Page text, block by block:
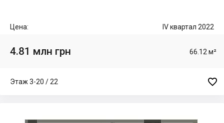
Цена: IV квартал 2022
4.81 млн грн 66.12 м²
Этаж 3-20 / 22 